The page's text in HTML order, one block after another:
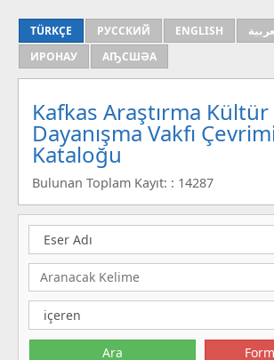
TÜRKÇE РУССКИЙ ENGLISH
ИРОНАУ
АҦСШӘА
Kafkas Araştırma Kültür
Dayanışma Vakfı
Kataloğu
Bulunan Toplam Kayıt: : 14287